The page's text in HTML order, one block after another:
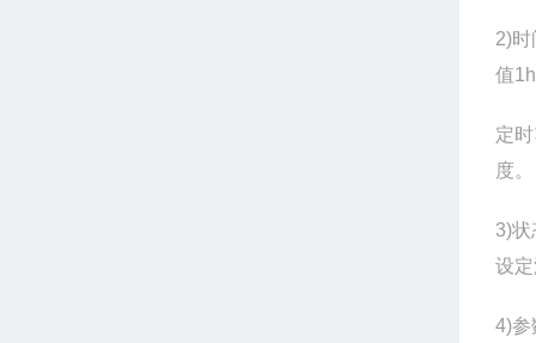
2)
值
定
度。
3)状
设
4)参